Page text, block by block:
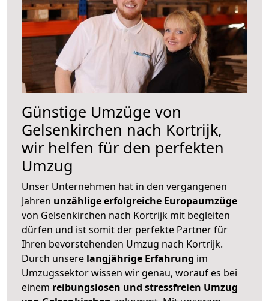
Günstige Umzüge von
Gelsenkirchen nach Kortrijk,
wir helfen für den perfekten
Umzug
Unser Unternehmen hat in den vergangenen
Jahren unzählige erfolgreiche Europaumzüge
von Gelsenkirchen nach Kortrijk mit begleiten
dürfen und ist somit der perfekte Partner für
Ihren bevorstehenden Umzug nach Kortrijk.
Durch unsere langjährige Erfahrung im
Umzugssektor wissen wir genau, worauf es bei
einem reibungslosen und stressfreien Umzug